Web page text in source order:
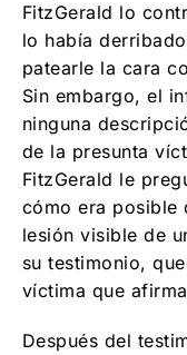
FitzGerald lo
lo había
patearle la cara
Sin embargo, el
ninguna
de la presunta
FitzGerald le
cómo era posible
lesión visible de
su testimonio,
víctima que
Después del